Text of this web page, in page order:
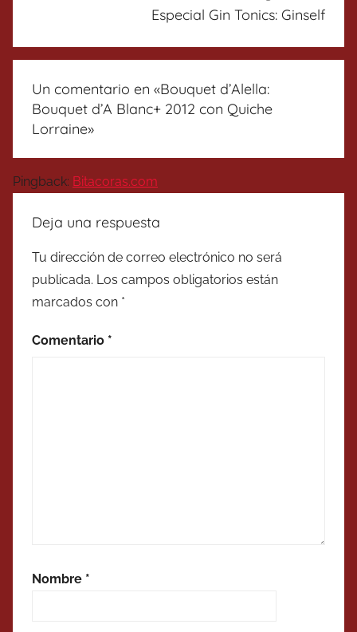
Especial Gin Tonics: Ginself
Un comentario en «Bouquet d’Alella:
Bouquet d’A Blanc+ 2012 con Quiche
Lorraine»
Pingback: Bitacoras.com
Deja una respuesta
Tu dirección de correo electrónico no será
publicada. Los campos obligatorios están
marcados con *
Comentario *
Nombre *